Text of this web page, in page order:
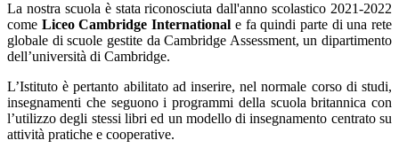
La nostra scuola è stata riconosciuta dall'anno scolastico 2021-2022
come Liceo Cambridge International e fa quindi parte di una rete
globale di scuole gestite da Cambridge Assessment, un dipartimento
dell’università di Cambridge.
L’Istituto è pertanto abilitato ad inserire, nel normale corso di studi,
insegnamenti che seguono i programmi della scuola britannica con
l’utilizzo degli stessi libri ed un modello di insegnamento centrato su
attività pratiche e cooperative.